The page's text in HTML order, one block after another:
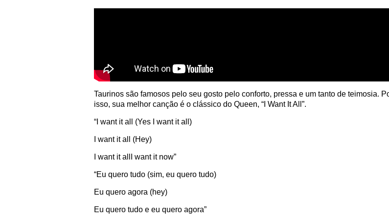
Taurinos são famosos pelo seu gosto pelo conforto, pressa e um tanto de teimosia.
isso, sua melhor canção é o clássico do Queen, “I Want It All”.
“I want it all (Yes I want it all)
I want it all (Hey)
I want it allI want it now”
“Eu quero tudo (sim, eu quero tudo)
Eu quero agora (hey)
Eu quero tudo e eu quero agora”